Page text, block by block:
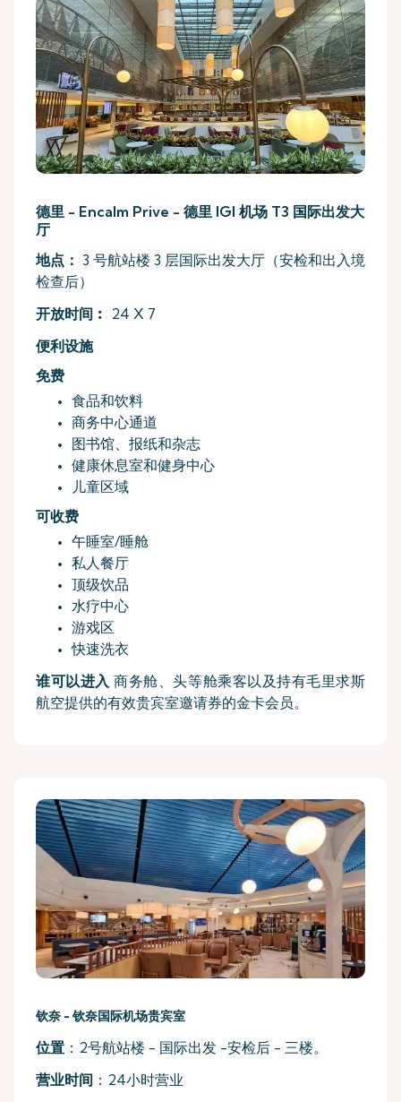
德里 - Encalm Prive - 德里 IGI 机场 T3 国际出发大
厅
地点： 3 号航站楼 3 层国际出发大厅（安检和出入境
检查后）
开放时间︰ 24 X 7
便利设施
免费
食品和饮料
商务中心通道
图书馆、报纸和杂志
健康休息室和健身中心
儿童区域
可收费
午睡室/睡舱
私人餐厅
顶级饮品
水疗中心
游戏区
快速洗衣
谁可以进入 商务舱、头等舱乘客以及持有毛里求斯
航空提供的有效贵宾室邀请券的金卡会员。
钦奈 - 钦奈国际机场贵宾室
位置 ：2号航站楼 - 国际出发 -安检后 - 三楼。
营业时间 ：24小时营业